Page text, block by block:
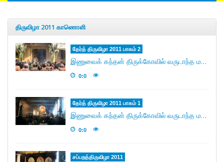
திருவிழா 2011 காணொளி
தேர்த் திருவிழா 2011 பாகம் 2
இணுவைக் கந்தன் திருக்கோவில் வருடாந்த மகோற்சவ தேர்த் திருவிழா 30/06/2011.
0:0
தேர்த் திருவிழா 2011 பாகம் 1
இணுவைக் கந்தன் திருக்கோவில் வருடாந்த மகோற்சவ தேர்த் திருவிழா 30/06/2011.
0:0
சப்பற‌த்திருவிழா 2011